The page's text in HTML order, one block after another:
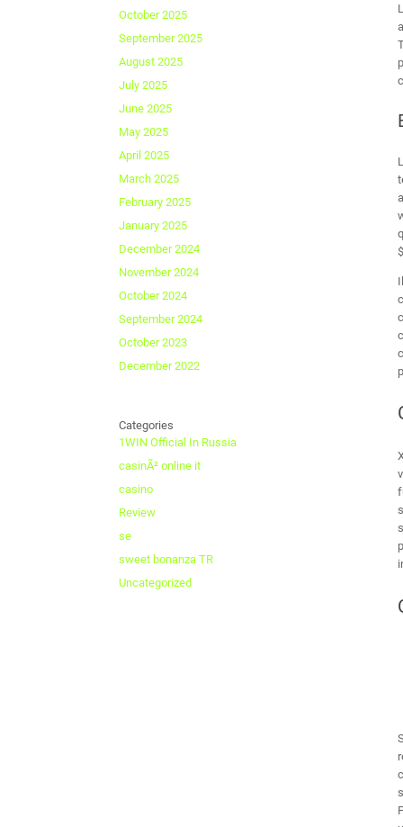
October 2025
September 2025
August 2025
July 2025
June 2025
May 2025
April 2025
March 2025
February 2025
January 2025
December 2024
November 2024
October 2024
September 2024
October 2023
December 2022
Categories
1WIN Official In Russia
casinÃ² online it
casino
Review
se
sweet bonanza TR
Uncategorized